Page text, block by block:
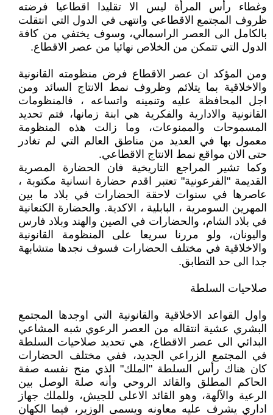
وغطاء رأس المرأة ليس الا تقليدا اقطاعيا فرضته
ظروف المجتمع الاقطاعي وانتهى في الدول التي انتقلت
بالكامل الى العصر الراسمالي، وسوف يختفي من كافة
الدول التي تتمكن من الخلاص نهائيا من عصر الاقطاع.
ومن المؤكد ان عصر الاقطاع فرض منظومته القانونية
والاخلاقية بما يتلائم وظروف نمط الانتاج السائد ومن
اجل المحافظة عليه وتنمينه واتساعه ، فالمنظومات
القانونية والادارية والفكرية هي ابنة زمانها، فتم تحديد
المسموحات والممنوعات، وما زالت هذه المنظومة
معمول بها في العديد من مناطق العالم التي لم تغادر
حتى الان مواقع نمط الانتاج الاقطاعي.
وكما تشير المراجع التاريخية فان الحضارة المصرية
القديمة "الفرعونية" تعتبر اقدم حضارة انسانية مكتوبة ،
عاصرها في سنوات لاحقة الحضارات في بلاد ما بين
المهرين السومرية ، البابلية ، الاكدية. والحضارة الكنعانية
في بلاد الشام، والحضارات في الصين والهند وبلاد فارس
واليونان، ولو مررنا سريعا على المنظومة القانونية
والاخلاقية في مختلف الحضارات فسوف نجدها متشابهة
جدا الى حد التطابق.
صلاحيات السلطة
واول القواعد الاخلاقية والقانونية التي اوجدها المجتمع
البشري عشية انتقاله من العصر الرعوي شبه المشاعي
البدائي الى عصر الاقطاع، هي تحديد صلاحيات السلطة
في المجتمع الزراعي الجديد، ففي مختلف الحضارات
كان هناك رأس السلطة "الملك" الذي منح نفسه صفة
الحاكم المطلق والقائد الروحي وأنه صلة الوصل بين
الرعية والآلهة، وهو القائد الاعلى للجيش، وللملك جهاز
اداري يشرف عليه معاونه ويسمى الوزير، فيما الكهان